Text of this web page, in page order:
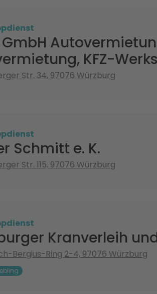
KFZ-
Str. 34, 97076 Würzburg
Schmitt e. K.
Str. 115, 97076 Würzburg
Kranverleih
Bergius-Ring 2-4, 97076 Würzburg